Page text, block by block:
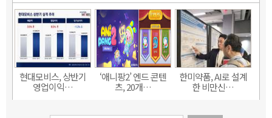
현대모비스, 상반기
영업이익…
‘애니팡2’ 엔드 콘텐
츠, 20개…
한미약품, AI로 설계
한 비만신…